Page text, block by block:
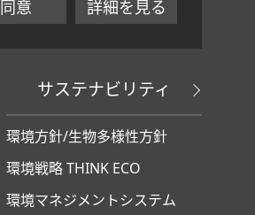
同意 詳細を見る
サステナビリティ
環境方針/生物多様性方針
環境戦略 THINK ECO
環境マネジメントシステム